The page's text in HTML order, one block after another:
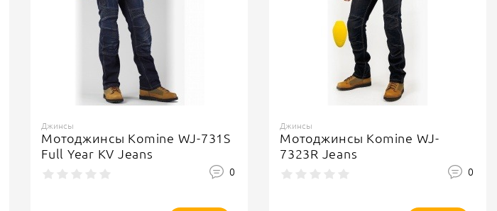
Джинсы
Мотоджинсы Komine WJ-731S
Full Year KV Jeans
0
Джинсы
Мотоджинсы Komine WJ-
7323R Jeans
0